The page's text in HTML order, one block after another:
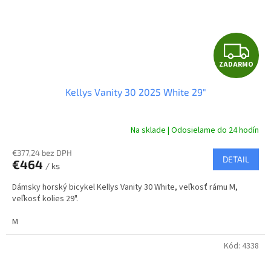
Z
A
A
R
M
ZADARMO
Kellys Vanity 30 2025 White 29"
Na sklade | Odosielame do 24 hodín
€377,24 bez DPH
€464 / ks
DETAIL
Dámsky horský bicykel Kellys Vanity 30 White, veľkosť rámu M,
veľkosť kolies 29".
M
Kód: 4338